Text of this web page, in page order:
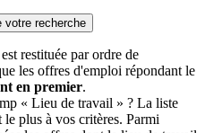
votre recherche
restituée par ordre de
les offres d'emploi répondant le
en premier.
« Lieu de travail » ? La liste
plus à vos critères. Parmi